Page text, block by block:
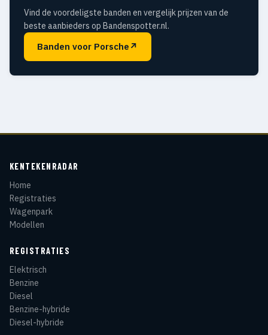
Vind de voordeligste banden en vergelijk prijzen van de
beste aanbieders op Bandenspotter.nl.
Banden voor Porsche ↗
KENTEKENRADAR
Home
Registraties
Wagenpark
Modellen
REGISTRATIES
Elektrisch
Benzine
Diesel
Benzine-hybride
Diesel-hybride